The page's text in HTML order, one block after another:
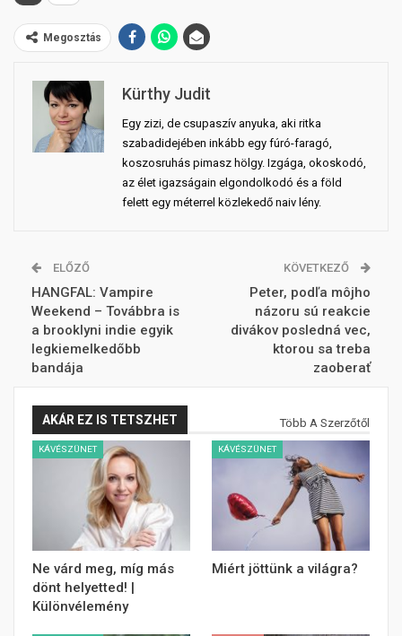
Megosztás
Kürthy Judit
Egy zizi, de csupaszív anyuka, aki ritka
szabadidejében inkább egy fúró-faragó,
koszosruhás pimasz hölgy. Izgága, okoskodó,
az élet igazságain elgondolkodó és a föld
felett egy méterrel közlekedő naiv lény.
ELŐZŐ
HANGFAL: Vampire
Weekend – Továbbra is
a brooklyni indie egyik
legkiemelkedőbb
bandája
KÖVETKEZŐ
Peter, podľa môjho
názoru sú reakcie
divákov posledná vec,
ktorou sa treba
zaoberať
AKÁR EZ IS TETSZHET Több A Szerzőtől
KÁVÉSZÜNET
Ne várd meg, míg más
dönt helyetted! |
Különvélemény
KÁVÉSZÜNET
Miért jöttünk a világra?